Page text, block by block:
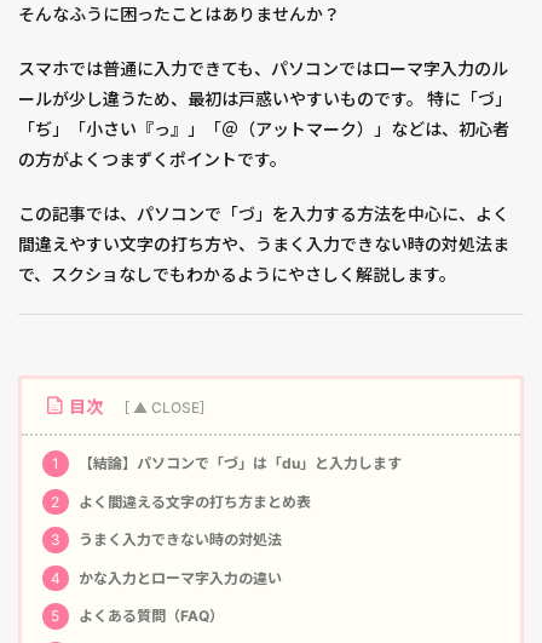
そんなふうに困ったことはありませんか？
スマホでは普通に入力できても、パソコンではローマ字入力のル
ールが少し違うため、最初は戸惑いやすいものです。 特に「づ」
「ぢ」「小さい『っ』」「＠（アットマーク）」などは、初心者
の方がよくつまずくポイントです。
この記事では、パソコンで「づ」を入力する方法を中心に、よく
間違えやすい文字の打ち方や、うまく入力できない時の対処法ま
で、スクショなしでもわかるようにやさしく解説します。
目次
1 【結論】パソコンで「づ」は「du」と入力します
2 よく間違える文字の打ち方まとめ表
3 うまく入力できない時の対処法
4 かな入力とローマ字入力の違い
5 よくある質問（FAQ）